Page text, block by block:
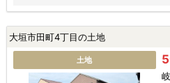
大垣市田町4丁目の土地
土地